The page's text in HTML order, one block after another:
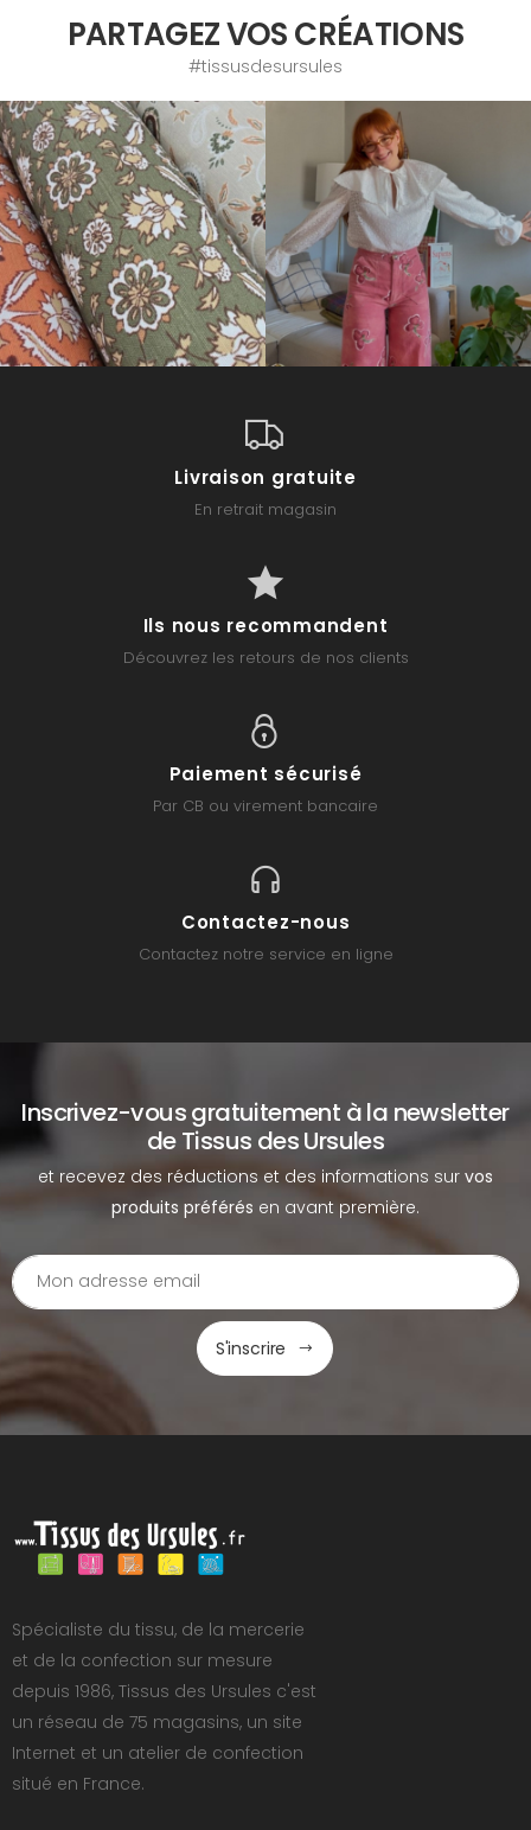
PARTAGEZ VOS CRÉATIONS
#tissusdesursules
Livraison gratuite
En retrait magasin
Ils nous recommandent
Découvrez les retours de nos clients
Paiement sécurisé
Par CB ou virement bancaire
Contactez-nous
Contactez notre service en ligne
Inscrivez-vous gratuitement à la newsletter
de Tissus des Ursules
et recevez des réductions et des informations sur vos
produits préférés en avant première.
S'inscrire
Spécialiste du tissu, de la mercerie
et de la confection sur mesure
depuis 1986, Tissus des Ursules c'est
un réseau de 75 magasins, un site
Internet et un atelier de confection
situé en France.